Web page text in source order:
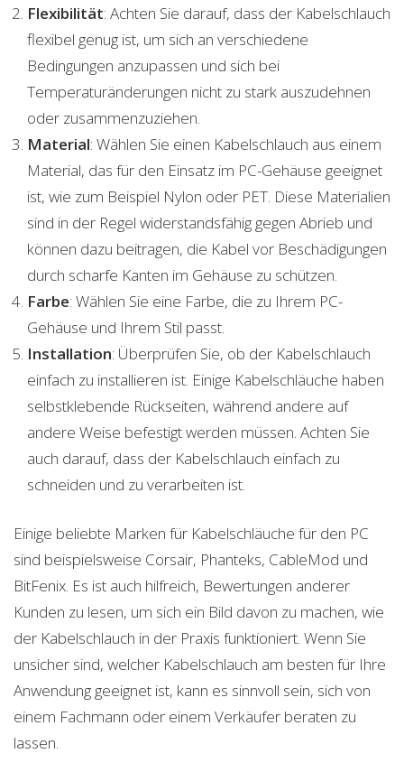
Flexibilität: Achten Sie darauf, dass der Kabelschlauch
flexibel genug ist, um sich an verschiedene
Bedingungen anzupassen und sich bei
Temperaturänderungen nicht zu stark auszudehnen
oder zusammenzuziehen.
Material: Wählen Sie einen Kabelschlauch aus einem
Material, das für den Einsatz im PC-Gehäuse geeignet
ist, wie zum Beispiel Nylon oder PET. Diese Materialien
sind in der Regel widerstandsfähig gegen Abrieb und
können dazu beitragen, die Kabel vor Beschädigungen
durch scharfe Kanten im Gehäuse zu schützen.
Farbe: Wählen Sie eine Farbe, die zu Ihrem PC-
Gehäuse und Ihrem Stil passt.
Installation: Überprüfen Sie, ob der Kabelschlauch
einfach zu installieren ist. Einige Kabelschläuche haben
selbstklebende Rückseiten, während andere auf
andere Weise befestigt werden müssen. Achten Sie
auch darauf, dass der Kabelschlauch einfach zu
schneiden und zu verarbeiten ist.
Einige beliebte Marken für Kabelschläuche für den PC
sind beispielsweise Corsair, Phanteks, CableMod und
BitFenix. Es ist auch hilfreich, Bewertungen anderer
Kunden zu lesen, um sich ein Bild davon zu machen, wie
der Kabelschlauch in der Praxis funktioniert. Wenn Sie
unsicher sind, welcher Kabelschlauch am besten für Ihre
Anwendung geeignet ist, kann es sinnvoll sein, sich von
einem Fachmann oder einem Verkäufer beraten zu
lassen.